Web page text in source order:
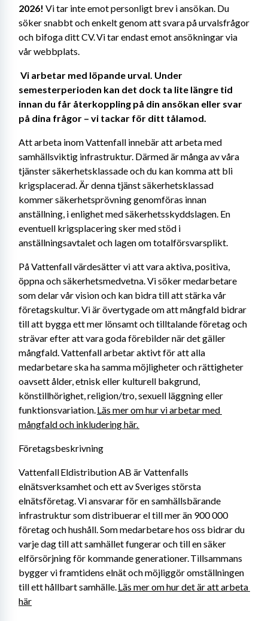
2026! Vi tar inte emot personligt brev i ansökan. Du
söker snabbt och enkelt genom att svara på urvalsfrågor
och bifoga ditt CV. Vi tar endast emot ansökningar via
vår webbplats.
Vi arbetar med löpande urval. Under
semesterperioden kan det dock ta lite längre tid
innan du får återkoppling på din ansökan eller svar
på dina frågor – vi tackar för ditt tålamod.
Att arbeta inom Vattenfall innebär att arbeta med
samhällsviktig infrastruktur. Därmed är många av våra
tjänster säkerhetsklassade och du kan komma att bli
krigsplacerad. Är denna tjänst säkerhetsklassad
kommer säkerhetsprövning genomföras innan
anställning, i enlighet med säkerhetsskyddslagen. En
eventuell krigsplacering sker med stöd i
anställningsavtalet och lagen om totalförsvarsplikt.
På Vattenfall värdesätter vi att vara aktiva, positiva,
öppna och säkerhetsmedvetna. Vi söker medarbetare
som delar vår vision och kan bidra till att stärka vår
företagskultur. Vi är övertygade om att mångfald bidrar
till att bygga ett mer lönsamt och tilltalande företag och
strävar efter att vara goda förebilder när det gäller
mångfald. Vattenfall arbetar aktivt för att alla
medarbetare ska ha samma möjligheter och rättigheter
oavsett ålder, etnisk eller kulturell bakgrund,
könstillhörighet, religion/tro, sexuell läggning eller
funktionsvariation. Läs mer om hur vi arbetar med
mångfald och inkludering här.
Företagsbeskrivning
Vattenfall Eldistribution AB är Vattenfalls
elnätsverksamhet och ett av Sveriges största
elnätsföretag. Vi ansvarar för en samhällsbärande
infrastruktur som distribuerar el till mer än 900 000
företag och hushåll. Som medarbetare hos oss bidrar du
varje dag till att samhället fungerar och till en säker
elförsörjning för kommande generationer. Tillsammans
bygger vi framtidens elnät och möjliggör omställningen
till ett hållbart samhälle. Läs mer om hur det är att arbeta
här